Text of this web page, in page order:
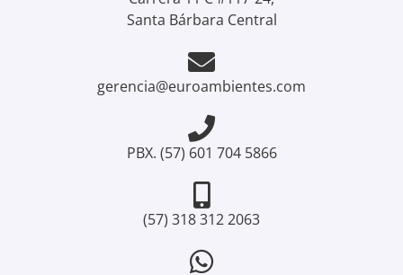
Santa Bárbara Central
gerencia@euroambientes.com
PBX. (57) 601 704 5866
(57) 318 312 2063